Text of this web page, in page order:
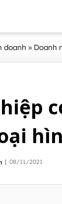
doanh » Doanh
| 08/11/2021